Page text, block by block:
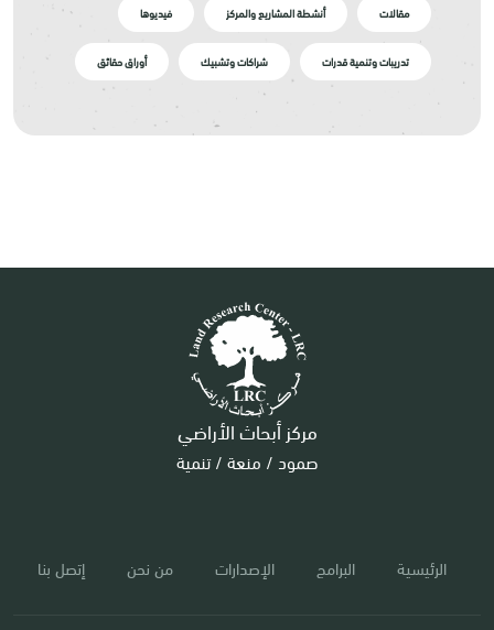
مقالات أنشطة المشاريع والمركز فيديوها
تدريبات وتنمية قدرات شراكات وتشبيك أوراق حقائق
مركز أبحاث الأراضي
صمود / منعة / تنمية
الرئيسية البرامج الإصدارات من نحن إتصل بنا